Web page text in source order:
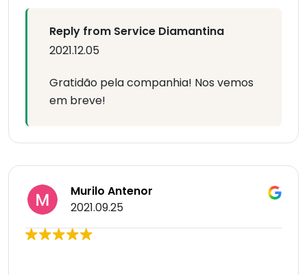
Reply from Service Diamantina
2021.12.05
Gratidão pela companhia! Nos vemos
em breve!
Murilo Antenor
2021.09.25